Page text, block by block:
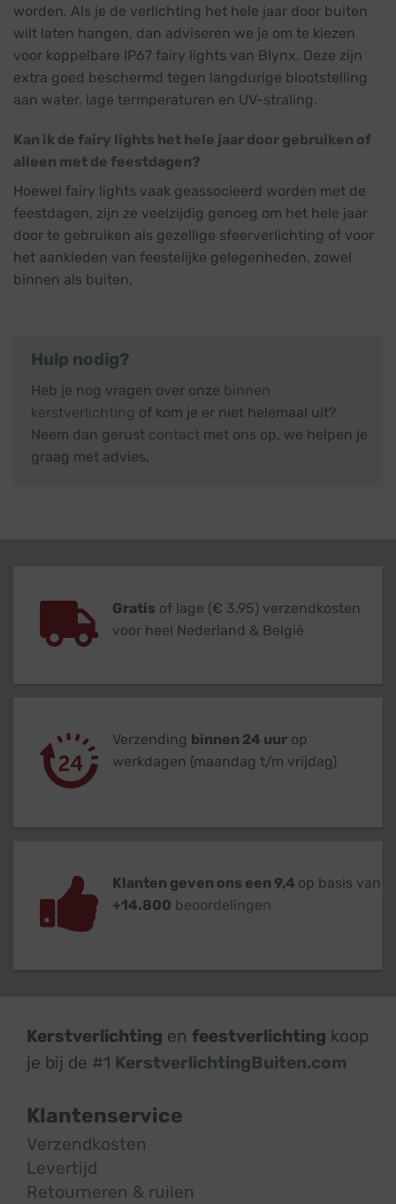
worden. Als je de verlichting het hele jaar door buiten
wilt laten hangen, dan adviseren we je om te kiezen
voor koppelbare IP67 fairy lights van Blynx. Deze zijn
extra goed beschermd tegen langdurige blootstelling
aan water, lage termperaturen en UV-straling.
Kan ik de fairy lights het hele jaar door gebruiken of
alleen met de feestdagen?
Hoewel fairy lights vaak geassocieerd worden met de
feestdagen, zijn ze veelzijdig genoeg om het hele jaar
door te gebruiken als gezellige sfeerverlichting of voor
het aankleden van feestelijke gelegenheden, zowel
binnen als buiten.
Hulp nodig?
Heb je nog vragen over onze binnen
kerstverlichting of kom je er niet helemaal uit?
Neem dan gerust contact met ons op, we helpen je
graag met advies.
Gratis of lage (€ 3,95) verzendkosten
voor heel Nederland & België
Verzending binnen 24 uur op
werkdagen (maandag t/m vrijdag)
Klanten geven ons een 9,4 op basis van
+14.800 beoordelingen
Kerstverlichting en feestverlichting koop
je bij de #1 KerstverlichtingBuiten.com
Klantenservice
Verzendkosten
Levertijd
Retourneren & ruilen